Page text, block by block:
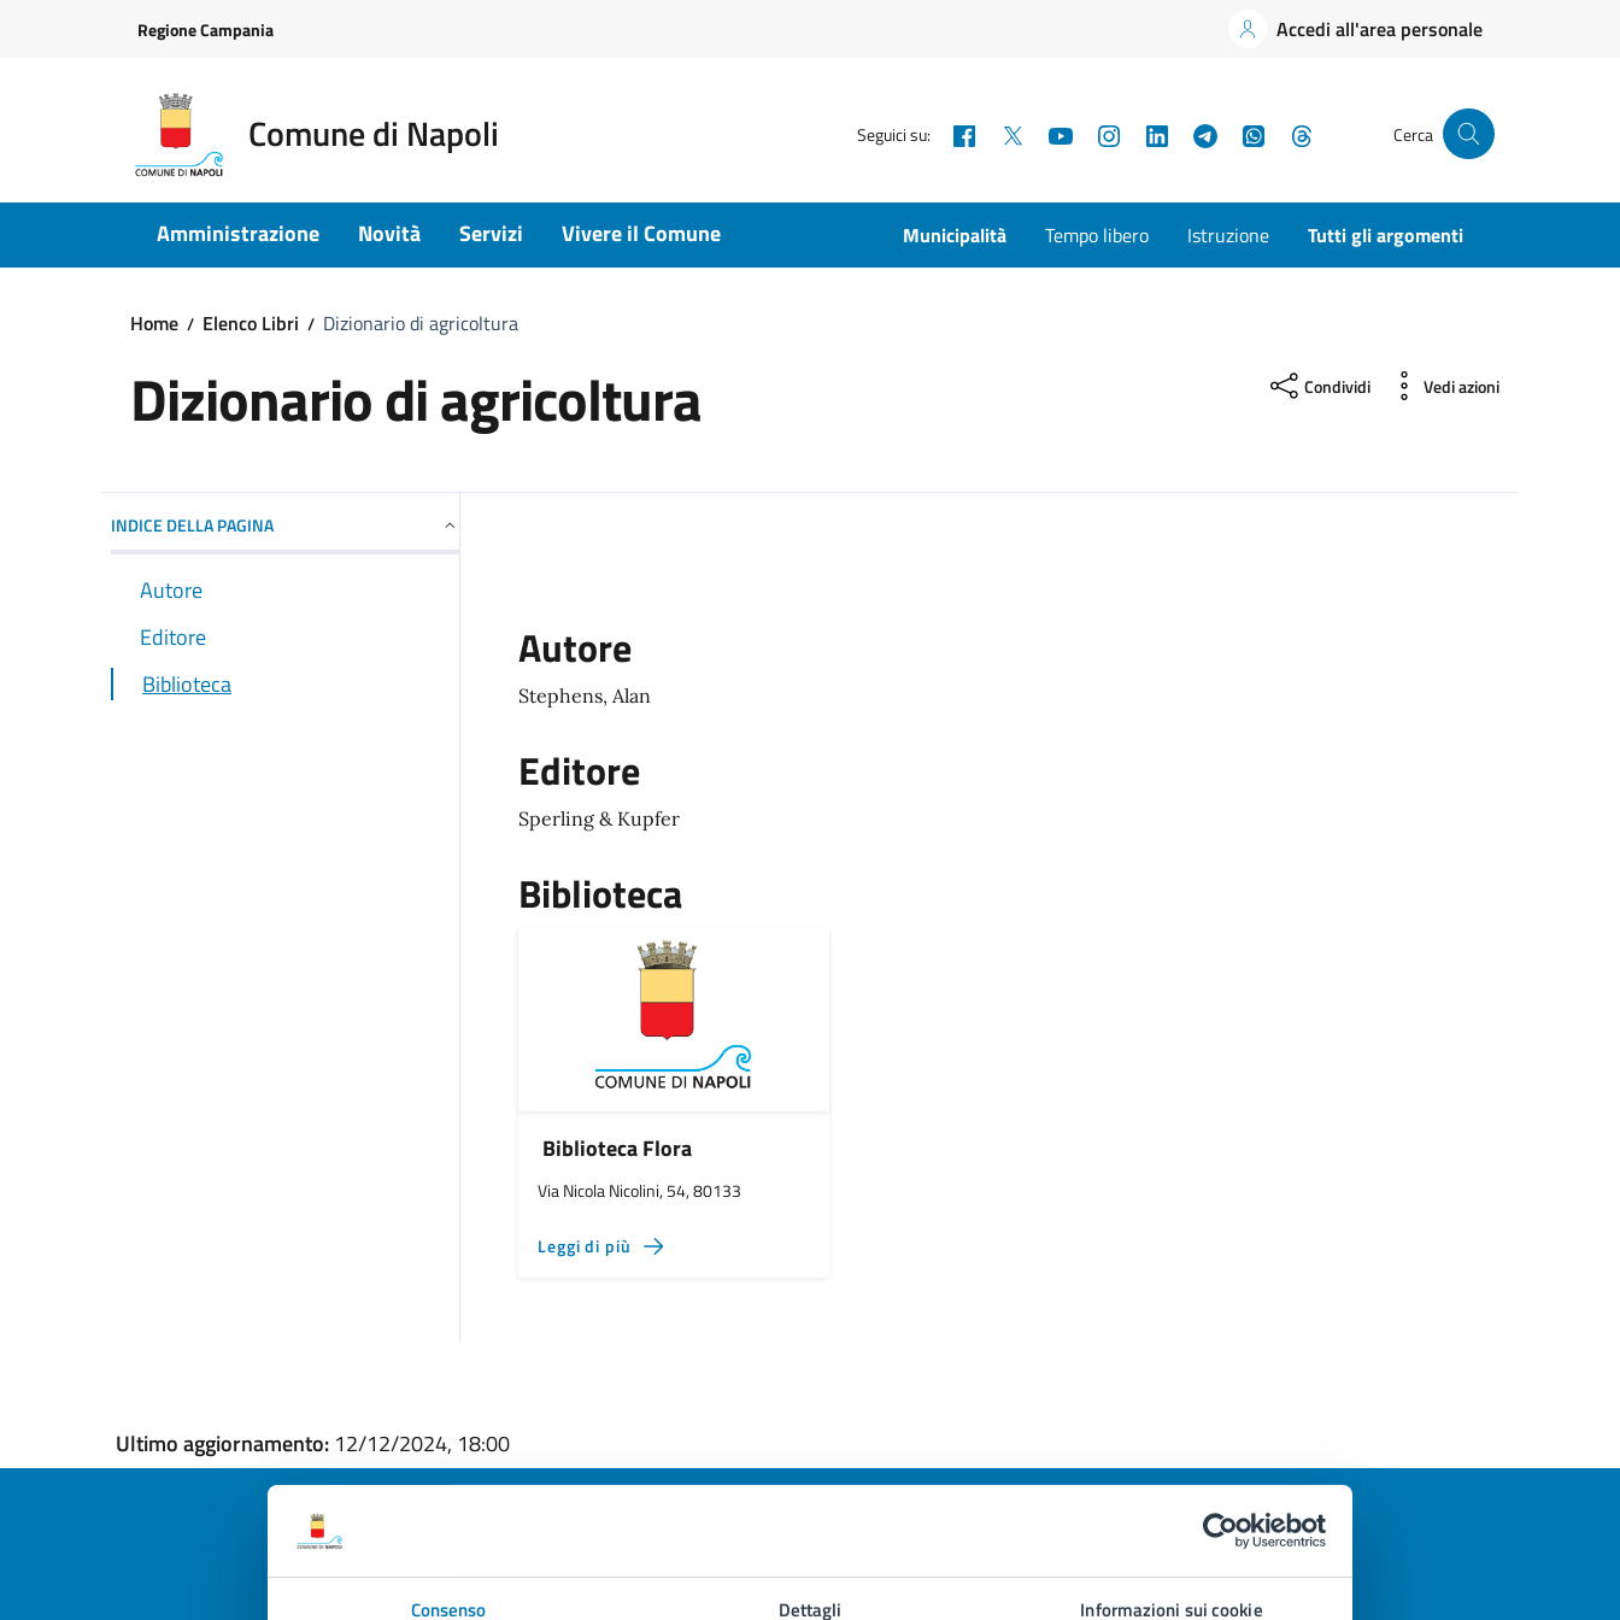
Consenso Dettagli Informazioni sui cookie
Regione Campania Accedi all'area personale
Comune di Napoli Seguici su: Facebook YouTubeInstagramLinkedInTelegramWhatsApp Cerca
Amministrazione Novità Servizi Vivere il Comune Municipalità Tempo libero Istruzione Tutti gli argomenti
Home Elenco Libri Dizionario di agricoltura
Dizionario di agricoltura Condividi Vedi azioni
INDICE DELLA PAGINA
Autore
Editore
Biblioteca
Autore
Stephens, Alan
Editore
Sperling & Kupfer
Biblioteca
Biblioteca Flora
Via Nicola Nicolini, 54, 80133
Leggi di più
Ultimo aggiornamento: 12/12/2024, 18:00